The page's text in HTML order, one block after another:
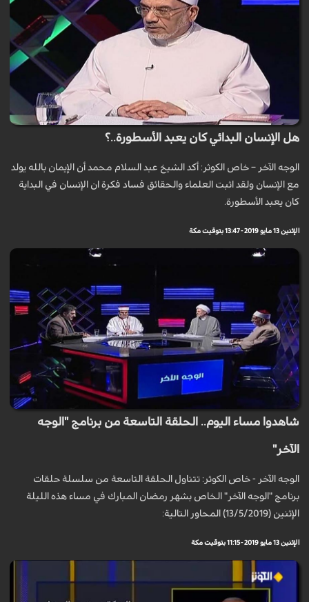
هل الإنسان البدائي كان يعبد الأسطورة..؟
الوجه الآخر – خاص الكوثر: أكد الشيخ عبد السلام محمد أن الإيمان بالله يولد
مع الإنسان ولقد اثبت العلماء والحقائق فساد فكرة ان الإنسان في البداية
كان يعبد الأسطورة.
الإثنين 13 مايو 2019 - 13:47 بتوقيت مكة
شاهدوا مساء اليوم.. الحلقة التاسعة من برنامج "الوجه
الآخر"
الوجه الآخر - خاص الكوثر: تتناول الحلقة التاسعة من سلسلة حلقات
برنامج "الوجه الآخر" الخاص بشهر رمضان المبارك في مساء هذه الليلة
الإثنين (13/5/2019) المحاور التالية:
الإثنين 13 مايو 2019 - 11:15 بتوقيت مكة